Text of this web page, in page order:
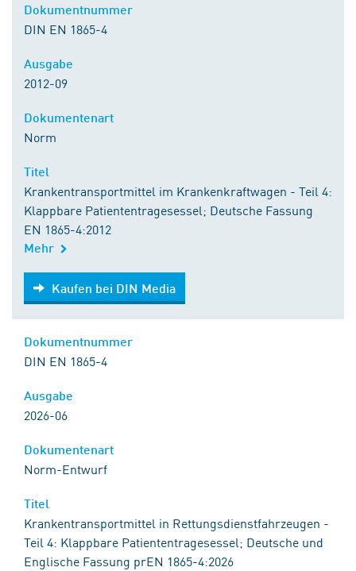
DIN EN 1865-4
2012-09
Norm
Krankentransportmittel im Krankenkraftwagen - Teil 4:
Klappbare Patiententragesessel; Deutsche Fassung
EN 1865-4:2012
Mehr
Kaufen bei DIN Media
Kaufen bei DIN Media
DIN EN 1865-4
2026-06
Norm-Entwurf
Krankentransportmittel in Rettungsdienstfahrzeugen -
Teil 4: Klappbare Patiententragesessel; Deutsche und
Englische Fassung prEN 1865-4:2026